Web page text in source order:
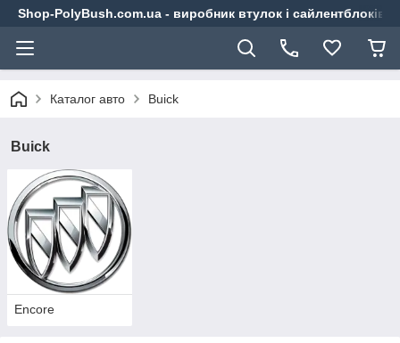
Shop-PolyBush.com.ua - виробник втулок і сайлентблоків
Каталог авто Buick
Buick
Encore